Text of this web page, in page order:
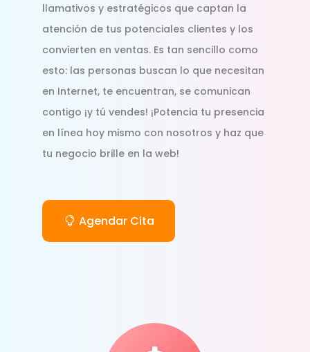
llamativos y estratégicos que captan la
atención de tus potenciales clientes y los
convierten en ventas. Es tan sencillo como
esto: las personas buscan lo que necesitan
en Internet, te encuentran, se comunican
contigo ¡y tú vendes! ¡Potencia tu presencia
en línea hoy mismo con nosotros y haz que
tu negocio brille en la web!
Agendar Cita